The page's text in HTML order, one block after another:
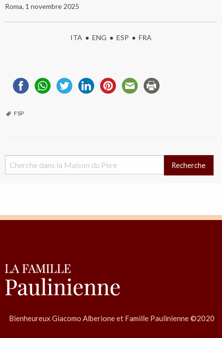
Roma, 1 novembre 2025
ITA • ENG • ESP • FRA
FSP
Recherche
Bienheureux Giacomo Alberione et Famille Paulinienne ©2020